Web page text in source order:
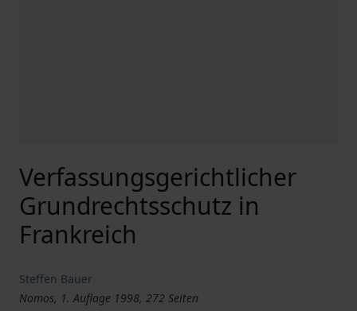
Verfassungsgerichtlicher
Grundrechtsschutz in
Frankreich
Steffen Bauer
Nomos, 1. Auflage 1998, 272 Seiten